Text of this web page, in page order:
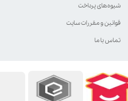
شیوه‌های پرداخت
قوانین و مقررات سایت
تماس با ما